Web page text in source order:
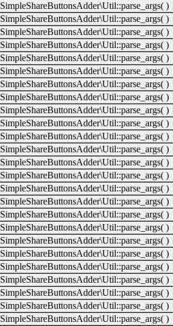
SimpleShareButtonsAdder\Util::parse_args( )
SimpleShareButtonsAdder\Util::parse_args( )
SimpleShareButtonsAdder\Util::parse_args( )
SimpleShareButtonsAdder\Util::parse_args( )
SimpleShareButtonsAdder\Util::parse_args( )
SimpleShareButtonsAdder\Util::parse_args( )
SimpleShareButtonsAdder\Util::parse_args( )
SimpleShareButtonsAdder\Util::parse_args( )
SimpleShareButtonsAdder\Util::parse_args( )
SimpleShareButtonsAdder\Util::parse_args( )
SimpleShareButtonsAdder\Util::parse_args( )
SimpleShareButtonsAdder\Util::parse_args( )
SimpleShareButtonsAdder\Util::parse_args( )
SimpleShareButtonsAdder\Util::parse_args( )
SimpleShareButtonsAdder\Util::parse_args( )
SimpleShareButtonsAdder\Util::parse_args( )
SimpleShareButtonsAdder\Util::parse_args( )
SimpleShareButtonsAdder\Util::parse_args( )
SimpleShareButtonsAdder\Util::parse_args( )
SimpleShareButtonsAdder\Util::parse_args( )
SimpleShareButtonsAdder\Util::parse_args( )
SimpleShareButtonsAdder\Util::parse_args( )
SimpleShareButtonsAdder\Util::parse_args( )
SimpleShareButtonsAdder\Util::parse_args( )
SimpleShareButtonsAdder\Util::parse_args( )